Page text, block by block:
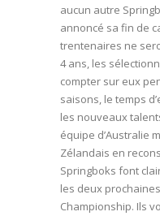
aucun autre
annoncé sa fin de
trentenaires ne
4 ans, les
compter sur eux
saisons, le temps
les nouveaux
équipe d’Australie
Zélandais en
Springboks font
les deux
Championship. Ils